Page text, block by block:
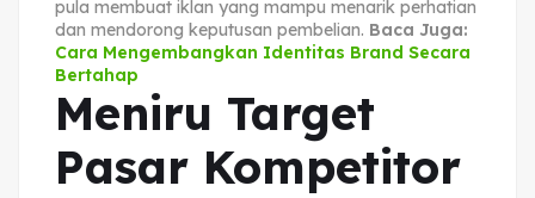
pula membuat iklan yang mampu menarik perhatian
dan mendorong keputusan pembelian. Baca Juga:
Cara Mengembangkan Identitas Brand Secara
Bertahap
Meniru Target
Pasar Kompetitor